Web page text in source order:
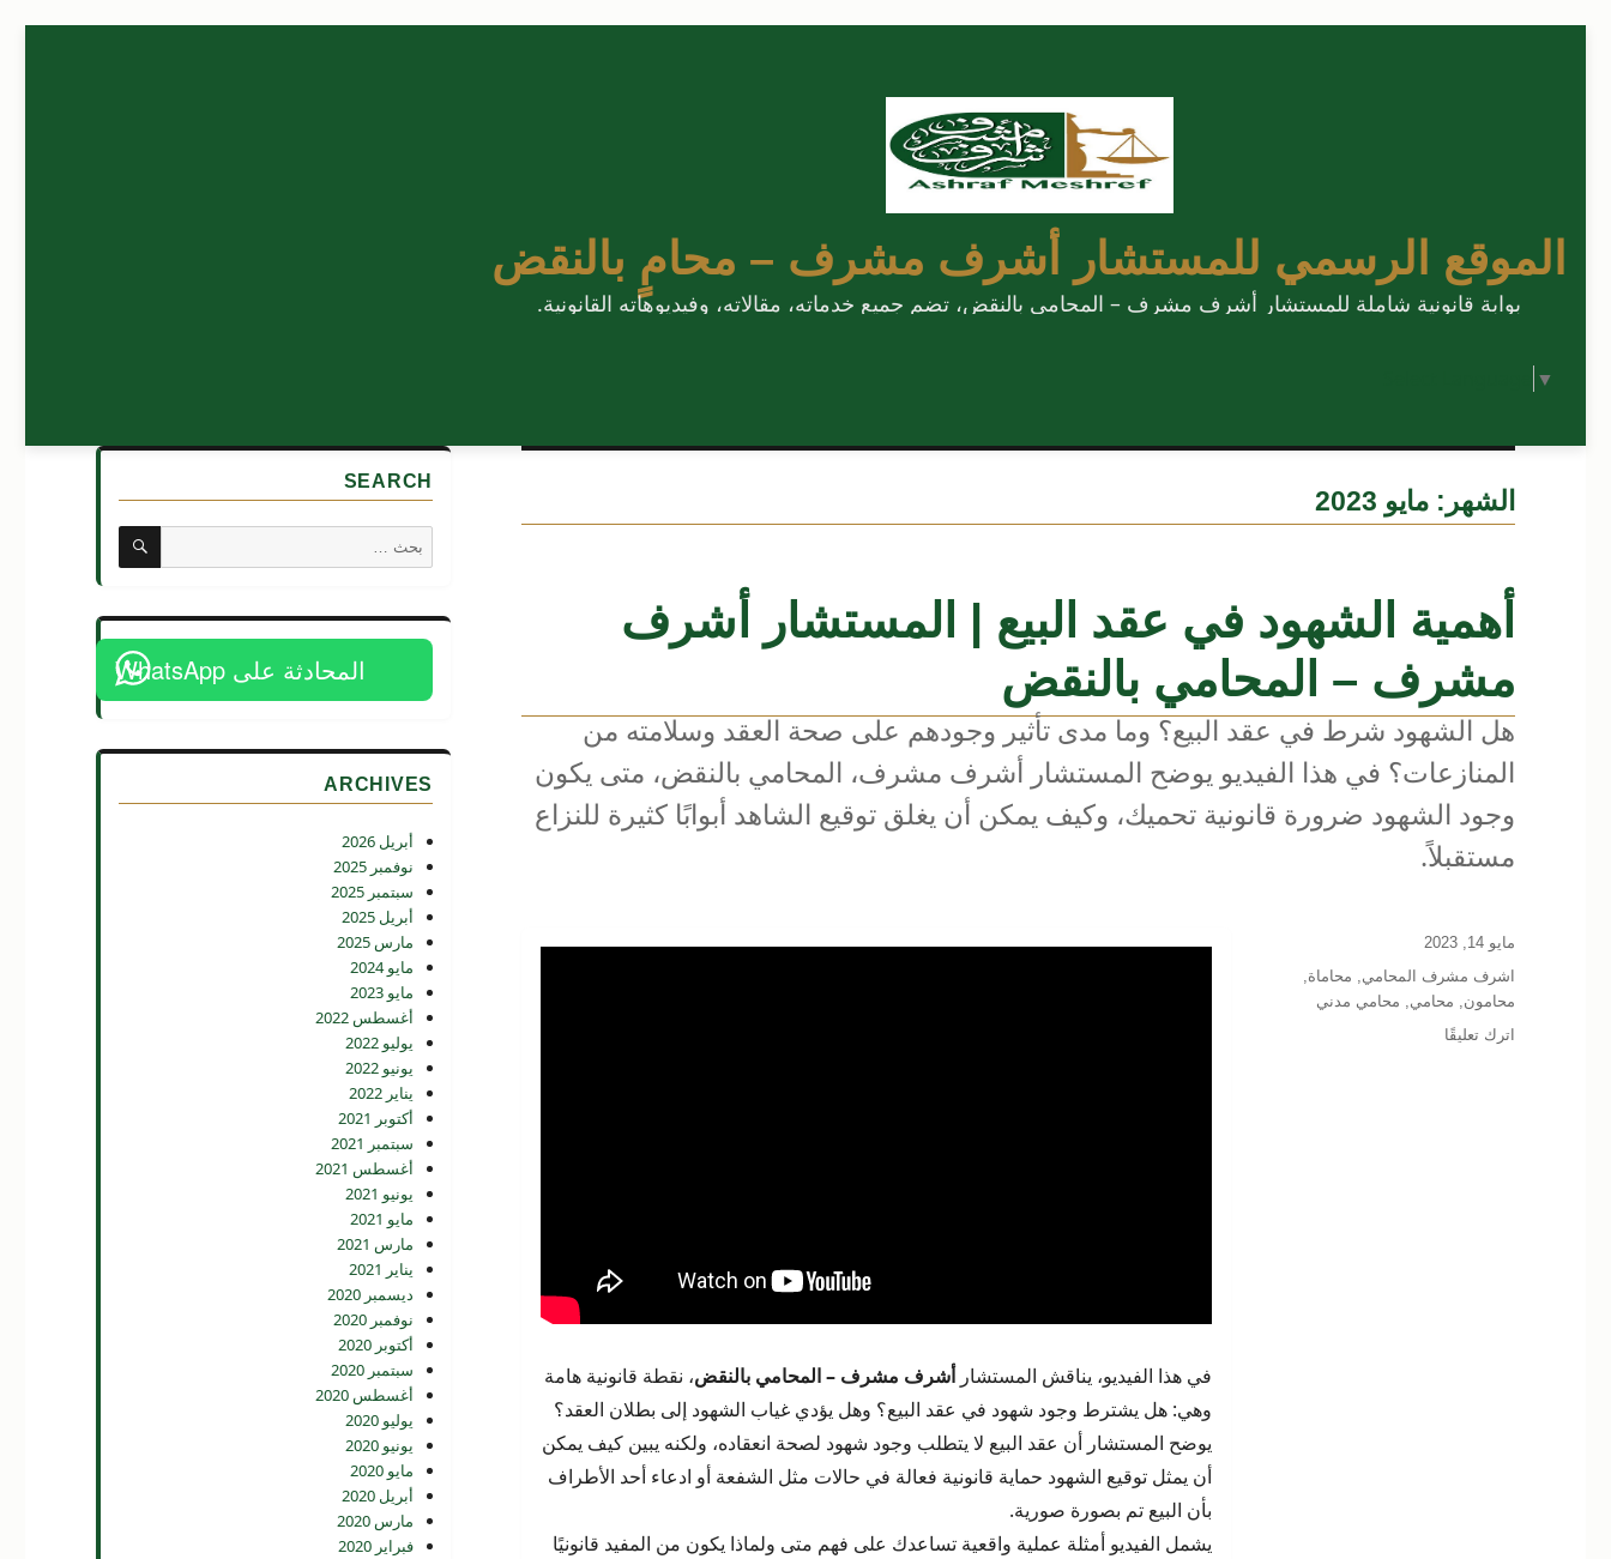
الموقع الرسمي للمستشار أشرف مشرف – محامٍ بالنقض
بوابة قانونية شاملة للمستشار أشرف مشرف – المحامي بالنقض، تضم جميع خدماته، مقالاته، وفيديوهاته القانونية.
▼
الشهر:مايو 2023
أهمية الشهود في عقد البيع | المستشار أشرف
مشرف – المحامي بالنقض
هل الشهود شرط في عقد البيع؟ وما مدى تأثير وجودهم على صحة العقد وسلامته من
المنازعات؟ في هذا الفيديو يوضح المستشار أشرف مشرف، المحامي بالنقض، متى يكون
وجود الشهود ضرورة قانونية تحميك، وكيف يمكن أن يغلق توقيع الشاهد أبوابًا كثيرة للنزاع
مستقبلاً.
في هذا الفيديو، يناقش المستشارأشرف مشرف – المحامي بالنقض، نقطة قانونية هامة
وهي: هل يشترط وجود شهود في عقد البيع؟ وهل يؤدي غياب الشهود إلى بطلان العقد؟
يوضح المستشار أن عقد البيع لا يتطلب وجود شهود لصحة انعقاده، ولكنه يبين كيف يمكن
أن يمثل توقيع الشهود حماية قانونية فعالة في حالات مثل الشفعة أو ادعاء أحد الأطراف
بأن البيع تم بصورة صورية.
يشمل الفيديو أمثلة عملية واقعية تساعدك على فهم متى ولماذا يكون من المفيد قانونيًا
نُشرت
في
مايو 14, 2023
التصنيفات
اشرف مشرف المحامي, محاماة,
محامون, محامي, محامي مدني
اترك تعليقًا
SEARCH
عن:
بحث
المحادثة على WhatsApp
ARCHIVES
أبريل 2026
نوفمبر 2025
سبتمبر 2025
أبريل 2025
مارس 2025
مايو 2024
مايو 2023
أغسطس 2022
يوليو 2022
يونيو 2022
يناير 2022
أكتوبر 2021
سبتمبر 2021
أغسطس 2021
يونيو 2021
مايو 2021
مارس 2021
يناير 2021
ديسمبر 2020
نوفمبر 2020
أكتوبر 2020
سبتمبر 2020
أغسطس 2020
يوليو 2020
يونيو 2020
مايو 2020
أبريل 2020
مارس 2020
فبراير 2020